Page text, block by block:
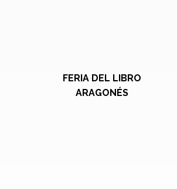
FERIA DEL LIBRO
ARAGONÉS